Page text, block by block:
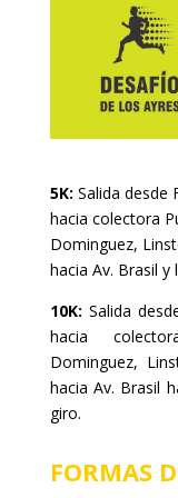
5K: Salida desde
hacia colectora
Dominguez,
hacia Av. Brasil y
10K: Salida
hacia
Dominguez,
hacia Av. Brasil
giro.
FORMAS